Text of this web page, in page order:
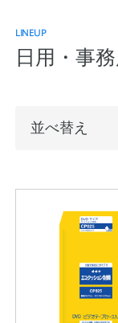
探求・
企業情報
LINEUP
日用・事
え
並べ替え